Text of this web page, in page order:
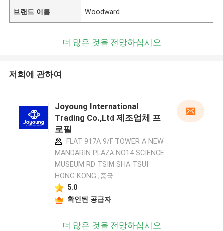
브랜드 이름 Woodward
더 많은 것을 전망하십시오
저희에 관하여
Joyoung International
Trading Co.,Ltd 제조업체 프
로필
FLAT 917A 9/F TOWER A NEW
MANDARIN PLAZA NO14 SCIENCE
MUSEUM RD TSIM SHA TSUI
HONG KONG ,중국
5.0
확인된 공급자
더 많은 것을 전망하십시오